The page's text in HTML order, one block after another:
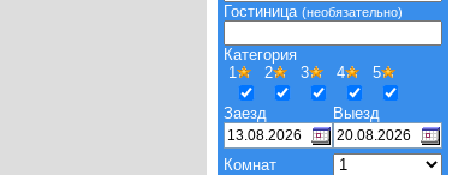
Гостиница (необязательно)
Категория
1
2 3 4 5
Заезд Выезд
Комнат